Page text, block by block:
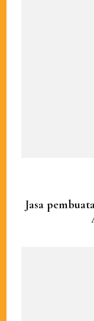
Jasa